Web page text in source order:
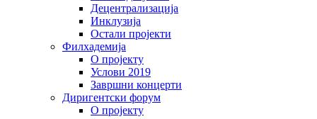
Децентрализација
Инклузија
Остали пројекти
Филхадемија
О пројекту
Услови 2019
Завршни концерти
Диригентски форум
О пројекту